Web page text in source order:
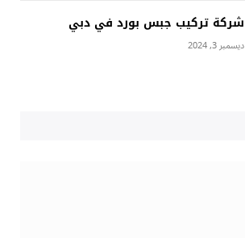
شركة تركيب جبس بورد في دبي
ديسمبر 3, 2024